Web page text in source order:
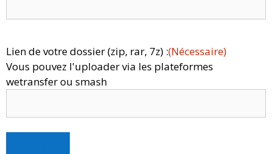
Lien de votre dossier (zip, rar, 7z) :(Nécessaire)
Vous pouvez l'uploader via les plateformes
wetransfer ou smash